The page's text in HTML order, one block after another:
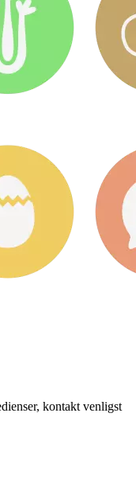
kontakt venligst